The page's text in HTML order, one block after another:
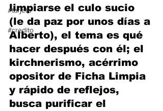
#tarjeta
#credito
limpiarse el culo sucio
(le da paz por unos días a
Alberto), el tema es qué
hacer después con él; el
kirchnerismo, acérrimo
opositor de Ficha Limpia
y rápido de reflejos,
busca purificar el